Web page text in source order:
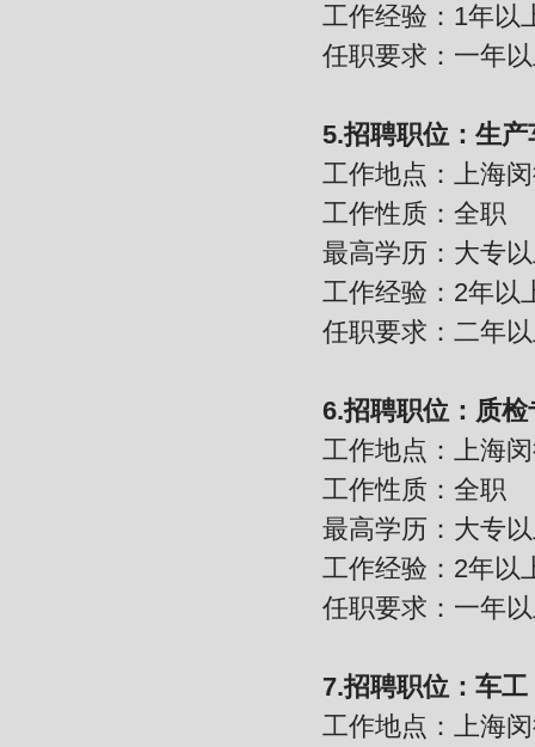
工作经验：1年以
任职要求：一年
5.招聘职位：生
工作地点：上海
工作性质：全职
最高学历：大专
工作经验：2年以
任职要求：二年
6.招聘职位：质检
工作地点：上海
工作性质：全职
最高学历：大专
工作经验：2年以
任职要求：一年
7.招聘职位：车工
工作地点：上海